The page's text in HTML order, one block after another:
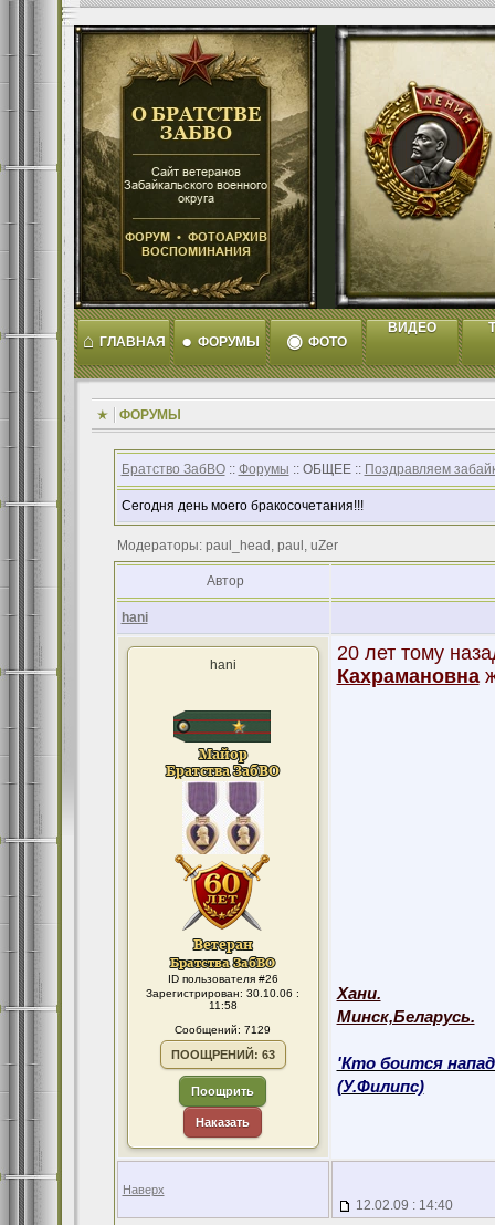
⌂ ГЛАВНАЯ ● ФОРУМЫ ◉ ФОТО
ВИДЕО
ФОРУМЫ
Братство ЗабВО:: Форумы :: ОБЩЕЕ :: Поздравляем
Сегодня день моего бракосочетания!!!
Модераторы: paul_head, paul, uZer
Автор
hani
hani
ID пользователя #26
Зарегистрирован: 30.10.06 :
11:58
Сообщений: 7129
ПООЩРЕНИЙ: 63
Поощрить
Наказать
20 лет тому
Кахрамановна
Хани.
Минск,Беларусь.
'Кто боится
(У.Филипс)
Наверх
12.02.09 : 14:40